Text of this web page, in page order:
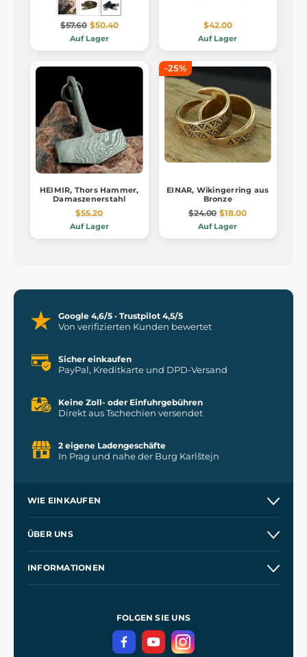
$57.60 $50.40
Auf Lager
$42.00
Auf Lager
HEIMIR, Thors Hammer,
Damaszenerstahl
$55.20
Auf Lager
-25%
EINAR, Wikingerring aus
Bronze
$24.00 $18.00
Auf Lager
Google 4,6/5 · Trustpilot 4,5/5
Von verifizierten Kunden bewertet
Sicher einkaufen
PayPal, Kreditkarte und DPD-Versand
Keine Zoll- oder Einfuhrgebühren
Direkt aus Tschechien versendet
2 eigene Ladengeschäfte
In Prag und nahe der Burg Karlštejn
WIE EINKAUFEN
Kontakt
ÜBER UNS
INFORMATIONEN
DatenschutzerklärungFOLGEN SIE UNS